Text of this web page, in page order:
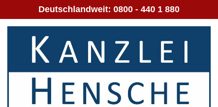
Deutschlandweit: 0800 - 440 1 880